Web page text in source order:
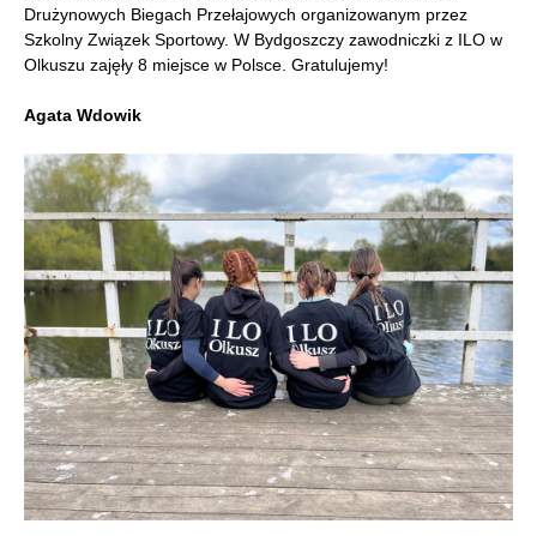
Drużynowych Biegach Przełajowych organizowanym przez
Szkolny Związek Sportowy. W Bydgoszczy zawodniczki z ILO w
Olkuszu zajęły 8 miejsce w Polsce. Gratulujemy!
Agata Wdowik